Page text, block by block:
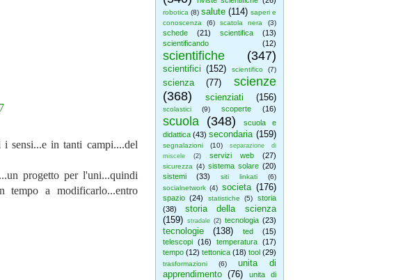
robotica (8) salute (114) saperi e
conoscenza
(6) scatola nera (3)
schede (21) scientifica
(13)
scientificando
(12)
scientifiche (347)
scientifici (152) scientifico (7)
scienza (77)
scienze
(368)
scienziati (156)
scolastici (9) scoperte (16)
scuola (348)
scuola e
didattica (43) secondaria (159)
segnalazioni (10)
separazione di
miscele
(2) servizi web (27)
sicurezza (4) sistema solare (20)
sistemi
(33) siti linkati
(6)
socialnetwork (4) societa (176)
spazio (24) statistiche (5)
storia
(38)
storia della scienza
(159)
stradale (2) tecnologia (23)
tecnologie (138) ted
(15)
telescopi
(16) temperatura
(17)
tempo (12) tettonica (18) tool (29)
trasformazioni (6)
unita di
apprendimento (76)
unita di
sensi...e in tanti campi....del
progetto per l'uni...quindi
tempo a modificarlo...entro